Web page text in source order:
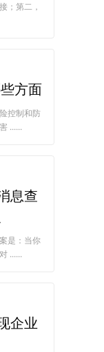
；第二，
方面
控制和防
......
息查
是：当你
......
企业